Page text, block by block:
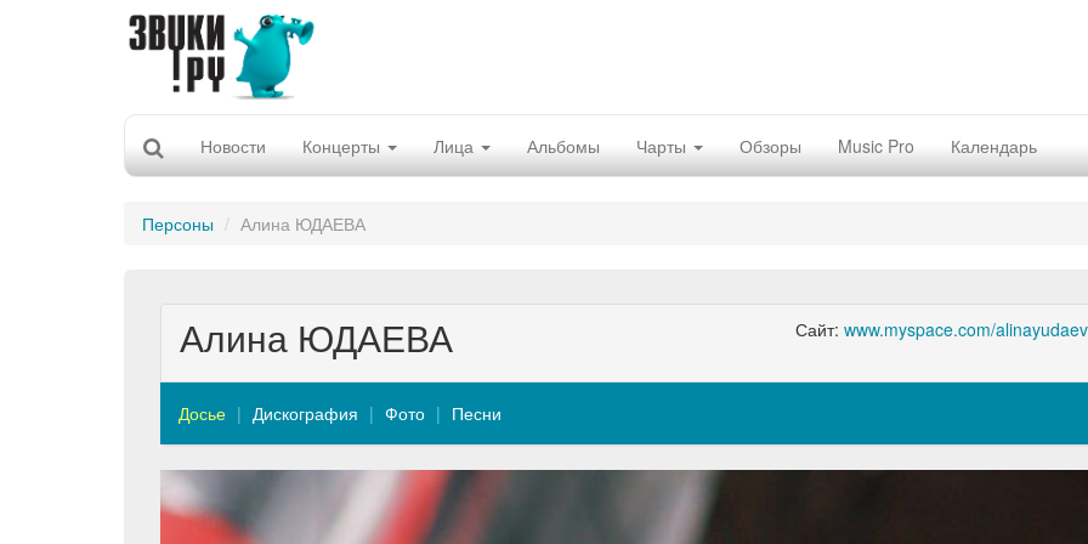
Новости Концерты Лица Альбомы Чарты Обзоры Music Pro Календарь
Персоны Алина ЮДАЕВА
Сайт: www.myspace.com/
Алина ЮДАЕВА
Досье Дискография Фото Песни